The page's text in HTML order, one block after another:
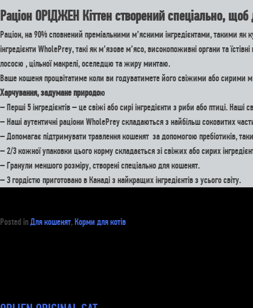
Раціон ОРІДЖЕН Кіттен створений спеціально,
Раціон, на 90% сповнений преміальними м’ясними інгредієнтами, такими як
інгредієнти WholePrey, такі як м’язове м’ясо, високопоживні органи та
лососю , цільної макрелі, оселедцю та жиру минтаю.
Ваше кошеня процвітатиме коли ви годуватимете його свіжими або сирими
Харчування, задумане природою
– Перші 5 інгредієнтів – це свіжі або сирі інгредієнти з риби або птиці.
– Наші аутентичні раціони WholePrey складаються з найбільш соковитих
– Допомагає підтримувати травлення кошенят за допомогою пребіотиків,
– 2/3 кожної упаковки цього корму складається зі свіжих або сирих
– Гранули меншого розміру, створені спеціально для кошенят.
– З гордістю приготовано в Канаді з найкращих інгредієнтів з усього світу.
Posted inДля кошенят,Корми для котів